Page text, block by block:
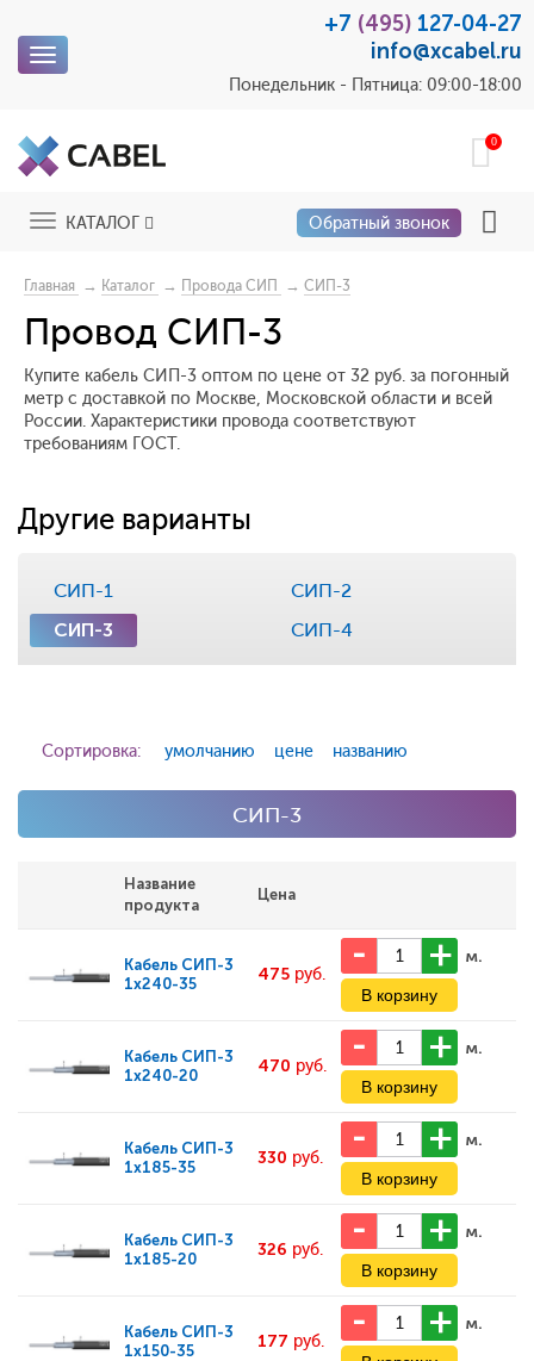
Toggle
+7 (495) 127-04-27
info@xcabel.ru
Понедельник - Пятница: 09:00-18:00
0
ToggleКАТАЛОГ Обратный звонок
Главная → Каталог → Провода СИП → СИП-3
Провод СИП-3
Купите кабель СИП-3 оптом по цене от 32 руб. за погонный
метр с доставкой по Москве, Московской области и всей
России. Характеристики провода соответствуют
требованиям ГОСТ.
Другие варианты
СИП-1
СИП-2
СИП-3
СИП-4
Сортировка: умолчанию цене названию
СИП-3
Название
продукта
Цена
Кабель СИП-3
1х240-35
475 руб.
м.
Кабель СИП-3
1х240-20
470 руб.
м.
Кабель СИП-3
1х185-35
330 руб.
м.
Кабель СИП-3
1х185-20
326 руб.
м.
Кабель СИП-3
1х150-35
177 руб.
м.